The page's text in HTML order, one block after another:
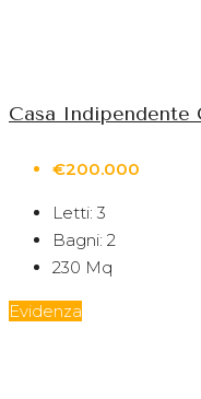
Casa Indipendente
€200.000
Letti: 3
Bagni: 2
230 Mq
Evidenza